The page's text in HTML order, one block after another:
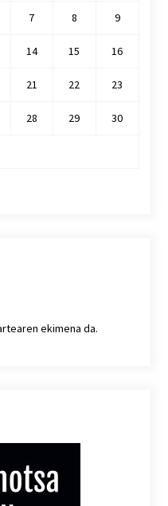
7 8 9
14 15 16
21 22 23
28 29 30
ekimena da.